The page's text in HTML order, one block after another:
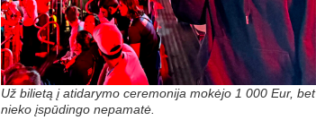
Už bilietą į atidarymo ceremonija mokėjo 1 000 Eur, bet
nieko įspūdingo nepamatė.